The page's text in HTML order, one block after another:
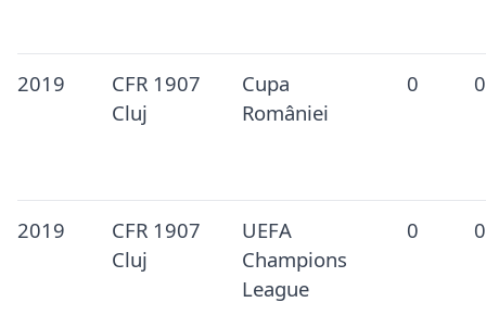
2019
CFR 1907
Cluj
Cupa
României
0 0
2019
CFR 1907
Cluj
UEFA
Champions
League
0 0